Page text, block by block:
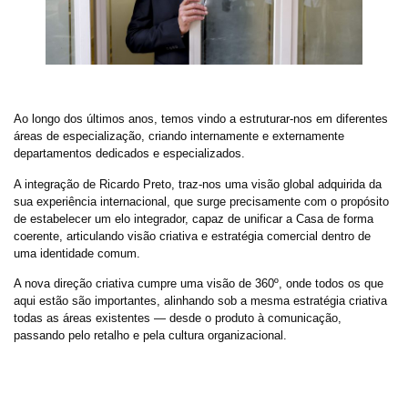
Ao longo dos últimos anos, temos vindo a estruturar-nos em diferentes
áreas de especialização, criando internamente e externamente
departamentos dedicados e especializados.
A integração de Ricardo Preto, traz-nos uma visão global adquirida da
sua experiência internacional, que surge precisamente com o propósito
de estabelecer um elo integrador, capaz de unificar a Casa de forma
coerente, articulando visão criativa e estratégia comercial dentro de
uma identidade comum.
A nova direção criativa cumpre uma visão de 360º, onde todos os que
aqui estão são importantes, alinhando sob a mesma estratégia criativa
todas as áreas existentes — desde o produto à comunicação,
passando pelo retalho e pela cultura organizacional.